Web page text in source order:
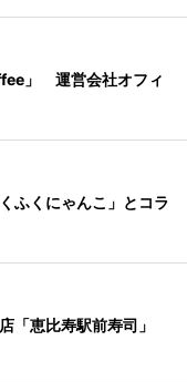
」 運営会社オフィ
ふくにゃんこ」とコラ
「恵比寿駅前寿司」